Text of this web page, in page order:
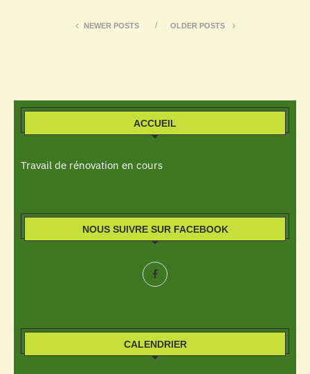
NEWER POSTS OLDER POSTS
ACCUEIL
Travail de rénovation en cours
NOUS SUIVRE SUR FACEBOOK
CALENDRIER